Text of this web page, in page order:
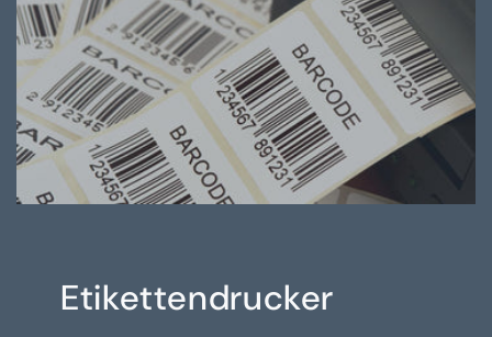
Etikettendrucker